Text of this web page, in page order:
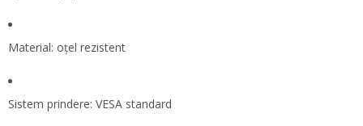
Material: oțel rezistent
Sistem prindere: VESA standard